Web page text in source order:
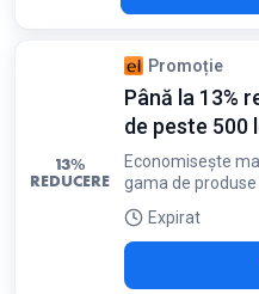
13%
REDUCERE
Promoție
Până la 13%
de peste 500
Economisește
gama de produse
Expirat